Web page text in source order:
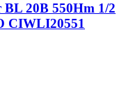
20В 550Hm 1/2
CIWLI20551